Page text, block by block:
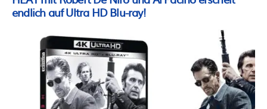
endlich auf Ultra HD Blu-ray!